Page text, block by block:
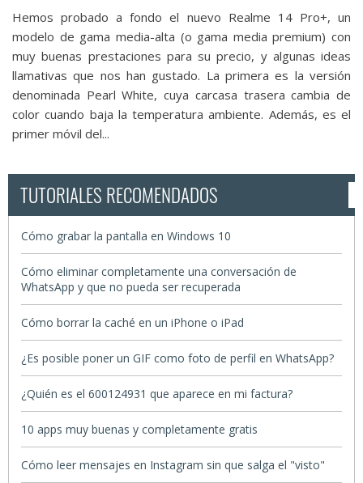
Hemos probado a fondo el nuevo Realme 14 Pro+, un
modelo de gama media-alta (o gama media premium) con
muy buenas prestaciones para su precio, y algunas ideas
llamativas que nos han gustado. La primera es la versión
denominada Pearl White, cuya carcasa trasera cambia de
color cuando baja la temperatura ambiente. Además, es el
primer móvil del...
TUTORIALES RECOMENDADOS
Cómo grabar la pantalla en Windows 10
Cómo eliminar completamente una conversación de
WhatsApp y que no pueda ser recuperada
Cómo borrar la caché en un iPhone o iPad
¿Es posible poner un GIF como foto de perfil en WhatsApp?
¿Quién es el 600124931 que aparece en mi factura?
10 apps muy buenas y completamente gratis
Cómo leer mensajes en Instagram sin que salga el "visto"